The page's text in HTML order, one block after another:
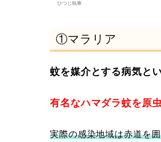
ひつじ執事
①マラリア
蚊を媒介とする病気と
有名なハマダラ蚊を原
実際の感染地域は赤道を